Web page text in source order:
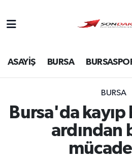
ASAYİŞ BURSA
BURSA
Bursa'da
ardından
Bursa
Ekonomi